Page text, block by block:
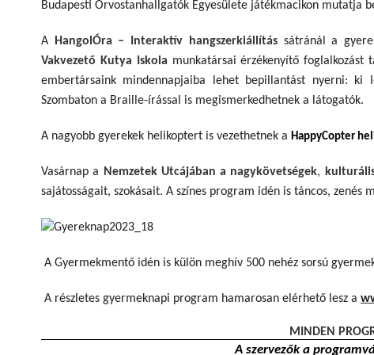
Budapesti Orvostanhallgatók Egyesülete játékmacikon mutatja
A HangolÓra – Interaktív hangszerkiállítássátránál a
Vakvezető Kutya Iskola munkatársai érzékenyítő
embertársaink mindennapjaiba lehet bepillantást nyerni: ki
Szombaton a Braille-írással is megismerkedhetnek a látogatók.
A nagyobb gyerekek helikoptert is vezethetnek a HappyCopter
Vasárnap a Nemzetek Utcájában a nagykövetségek,
sajátosságait, szokásait. A színes program idén is táncos, zenés
A Gyermekmentő idén is külön meghív 500 nehéz sorsú
A részletes gyermeknapi program hamarosan elérhető lesz a
MINDEN
A szervezők a